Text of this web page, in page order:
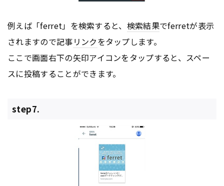
例えば「ferret」を検索すると、 検索結果でferretが表示
されますので記事リンクをタップします。
ここで画面右下の矢印アイコンをタップすると、スペー
スに投稿することができます。
step7.